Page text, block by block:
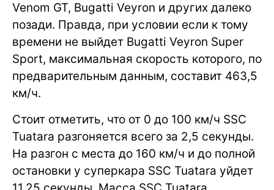
Venom GT, Bugatti Veyron и других далеко
позади. Правда, при условии если к тому
времени не выйдет Bugatti Veyron Super
Sport, максимальная скорость которого, по
предварительным данным, составит 463,5
км/ч.
Стоит отметить, что от 0 до 100 км/ч SSC
Tuatara разгоняется всего за 2,5 секунды.
На разгон с места до 160 км/ч и до полной
остановки у суперкара SSC Tuatara уйдет